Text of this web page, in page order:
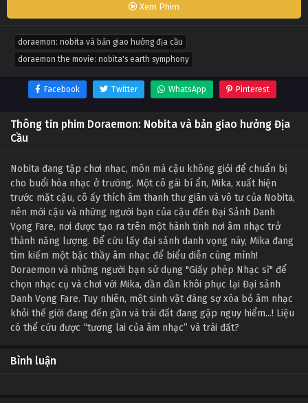
Xem Phim
doraemon: nobita và bản giao hưởng địa cầu
doraemon the movie: nobita's earth symphony
Facebook Twitter WhatsApp Pinterest
Thông tin phim Doraemon: Nobita và bản giao hưởng Địa
Cầu
Nobita đang tập chơi nhạc, môn mà cậu không giỏi để chuẩn bị
cho buổi hòa nhạc ở trường. Một cô gái bí ẩn, Mika, xuất hiện
trước mặt cậu, cô ấy thích âm thanh thư giãn và vô tư của Nobita,
nên mời cậu và những người bạn của cậu đến Đại Sảnh Danh
Vọng Fare, nơi được tạo ra trên một hành tinh nơi âm nhạc trở
thành năng lượng. Để cứu lấy đại sảnh danh vọng này, Mika đang
tìm kiếm một bậc thầy âm nhạc để biểu diễn cùng mình!
Doraemon và những người bạn sử dụng "Giấy phép Nhạc sĩ" để
chọn nhạc cụ và chơi với Mika, dần dần khôi phục lại Đại sảnh
Danh Vọng Fare. Tuy nhiên, một sinh vật đáng sợ xóa bỏ âm nhạc
khỏi thế giới đang đến gần và trái đất đang gặp nguy hiểm...! Liệu
có thể cứu được “tương lai của âm nhạc” và trái đất?
Bình luận